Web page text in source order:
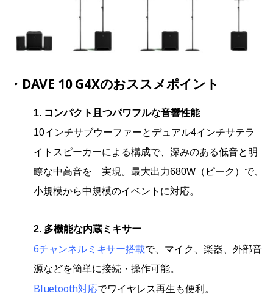
・DAVE 10 G4Xのおススメポイント
1. コンパクト且つパワフルな音響性能
10インチサブウーファーとデュアル4インチサテラ
イトスピーカーによる構成で、深みのある低音と明
瞭な中高音を 実現。最大出力680W（ピーク）で、
小規模から中規模のイベントに対応。
2. 多機能な内蔵ミキサー
6チャンネルミキサー搭載で、マイク、楽器、外部音
源などを簡単に接続・操作可能。
Bluetooth対応でワイヤレス再生も便利。